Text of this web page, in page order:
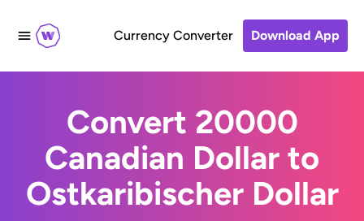
Currency Converter Download App
Convert 20000
Canadian Dollar to
Ostkaribischer Dollar